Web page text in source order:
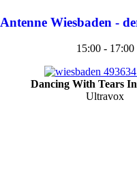
Antenne Wiesbaden -
15:00 - 17:00
Dancing With Tears
Ultravox